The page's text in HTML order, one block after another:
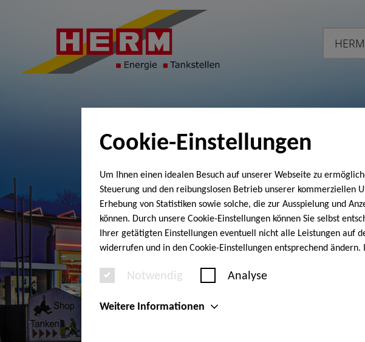
Cookie-Einstellungen
Um Ihnen einen idealen Besuch auf unserer Webseite zu
Steuerung und den reibungslosen Betrieb unserer kommerziellen
Erhebung von Statistiken sowie solche, die zur Ausspielung und
können. Durch unsere Cookie-Einstellungen können Sie selbst
Ihrer getätigten Einstellungen eventuell nicht alle Leistungen auf
widerrufen und in den Cookie-Einstellungen entsprechend ändern.
Notwendig Analyse
Weitere Informationen